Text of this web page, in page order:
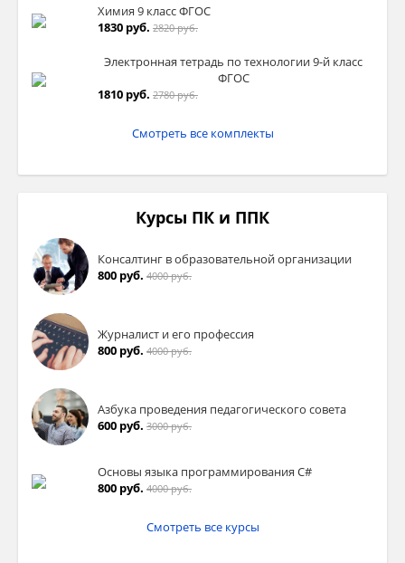
Химия 9 класс ФГОС
1830 руб. 2820 руб.
Электронная тетрадь по технологии 9-й класс
ФГОС
1810 руб. 2780 руб.
Смотреть все комплекты
Курсы ПК и ППК
Консалтинг в образовательной организации
800 руб. 4000 руб.
Журналист и его профессия
800 руб. 4000 руб.
Азбука проведения педагогического совета
600 руб. 3000 руб.
Основы языка программирования C#
800 руб. 4000 руб.
Смотреть все курсы